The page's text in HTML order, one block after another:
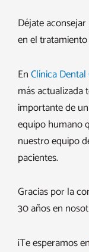
Déjate
en el
EnClínica Dental
más actualizada
importante de
equipo humano
nuestro equipo
pacientes.
Gracias por la
30 años en
¡Te esperamos en